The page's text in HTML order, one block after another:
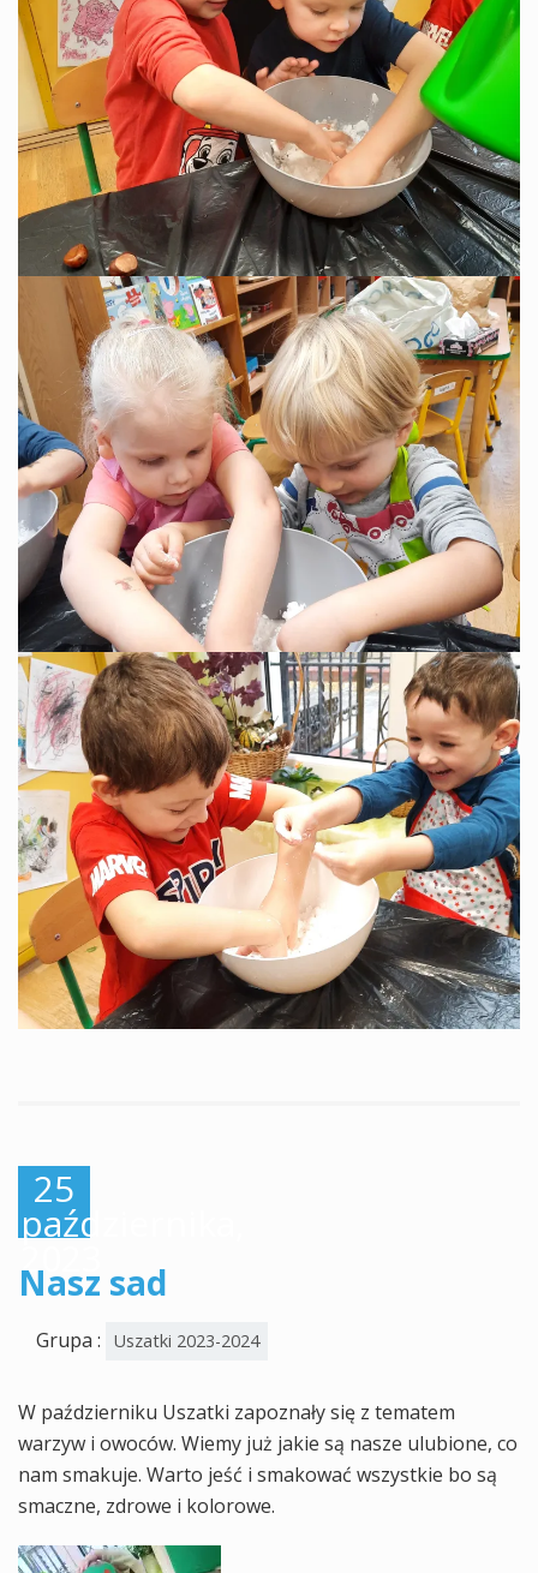
25
października,
2023
Nasz sad
Grupa : Uszatki 2023-2024
W październiku Uszatki zapoznały się z tematem
warzyw i owoców. Wiemy już jakie są nasze ulubione, co
nam smakuje. Warto jeść i smakować wszystkie bo są
smaczne, zdrowe i kolorowe.